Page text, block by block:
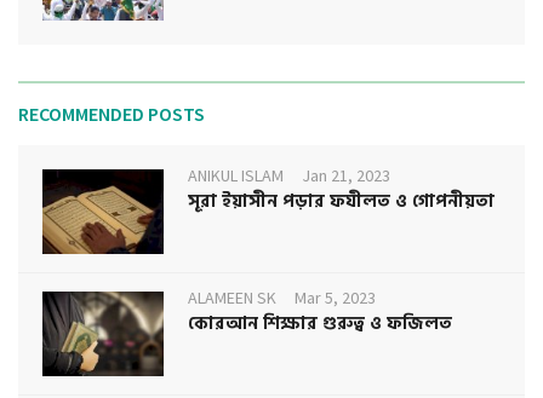
RECOMMENDED POSTS
ANIKUL ISLAM Jan 21, 2023
সূরা ইয়াসীন পড়ার ফযীলত ও গোপনীয়তা
ALAMEEN SK Mar 5, 2023
কোরআন শিক্ষার গুরুত্ব ও ফজিলত